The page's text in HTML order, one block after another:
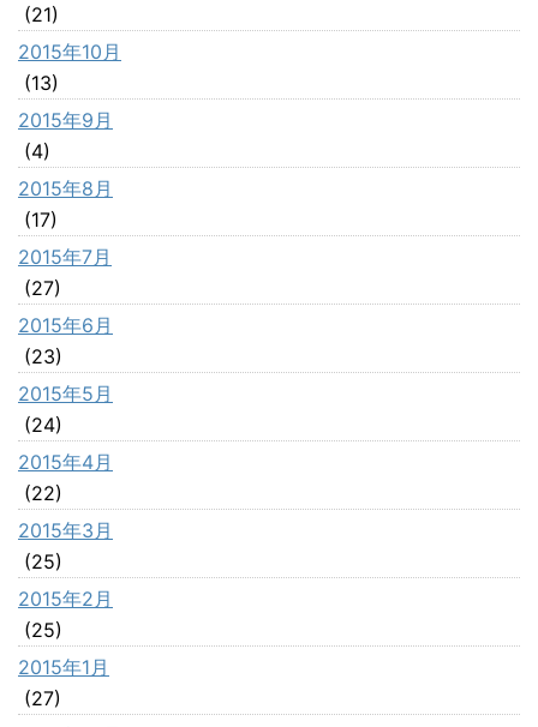
(21)
2015年10月
(13)
2015年9月
(4)
2015年8月
(17)
2015年7月
(27)
2015年6月
(23)
2015年5月
(24)
2015年4月
(22)
2015年3月
(25)
2015年2月
(25)
2015年1月
(27)